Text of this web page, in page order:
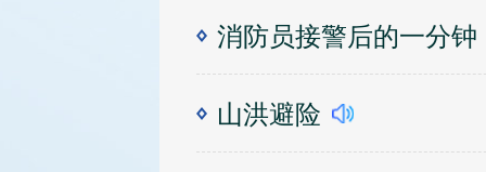
消防员接警后的一分钟
山洪避险